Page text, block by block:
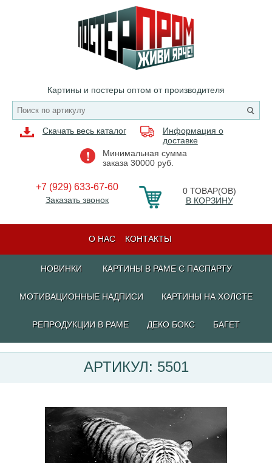
Картины и постеры оптом от производителя
Скачать весь каталог
Информация о
доставке
Минимальная сумма
заказа 30000 руб.
+7 (929) 633-67-60
Заказать звонок
0ТОВАР(ОВ)
В КОРЗИНУ
О НАС КОНТАКТЫ
НОВИНКИ КАРТИНЫ В РАМЕ С ПАСПАРТУ
МОТИВАЦИОННЫЕ НАДПИСИ КАРТИНЫ НА ХОЛСТЕ
РЕПРОДУКЦИИ В РАМЕ ДЕКО БОКС БАГЕТ
АРТИКУЛ: 5501